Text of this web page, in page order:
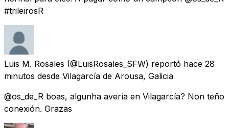
#trileirosR
Luis M. Rosales (@LuisRosales_SFW) reportó hace 28
minutos desde Vilagarcía de Arousa, Galicia
@os_de_R boas, algunha avería en Vilagarcía? Non teño
conexión. Grazas